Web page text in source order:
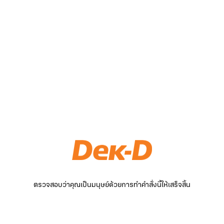
ตรวจสอบว่าคุณเป็นมนุษย์ด้วยการทำคำสั่งนี้ให้เสร็จสิ้น